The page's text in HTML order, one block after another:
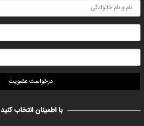
درخواست عضویت
با اطمینان انتخاب کنید